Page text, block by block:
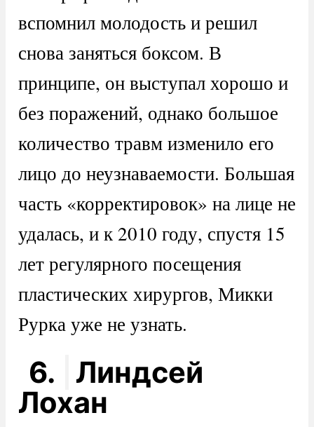
вспомнил молодость и решил
снова заняться боксом. В
принципе, он выступал хорошо и
без поражений, однако большое
количество травм изменило его
лицо до неузнаваемости. Большая
часть «корректировок» на лице не
удалась, и к 2010 году, спустя 15
лет регулярного посещения
пластических хирургов, Микки
Рурка уже не узнать.
6.
Линдсей
Лохан